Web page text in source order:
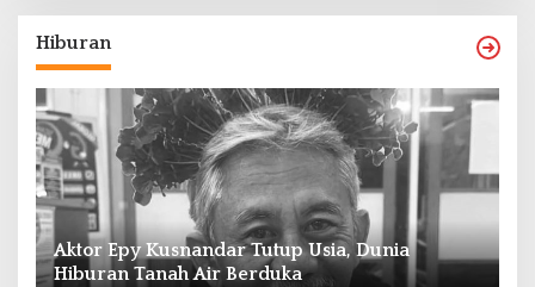
Hiburan
Aktor Epy Kusnandar Tutup Usia, Dunia
Hiburan Tanah Air Berduka